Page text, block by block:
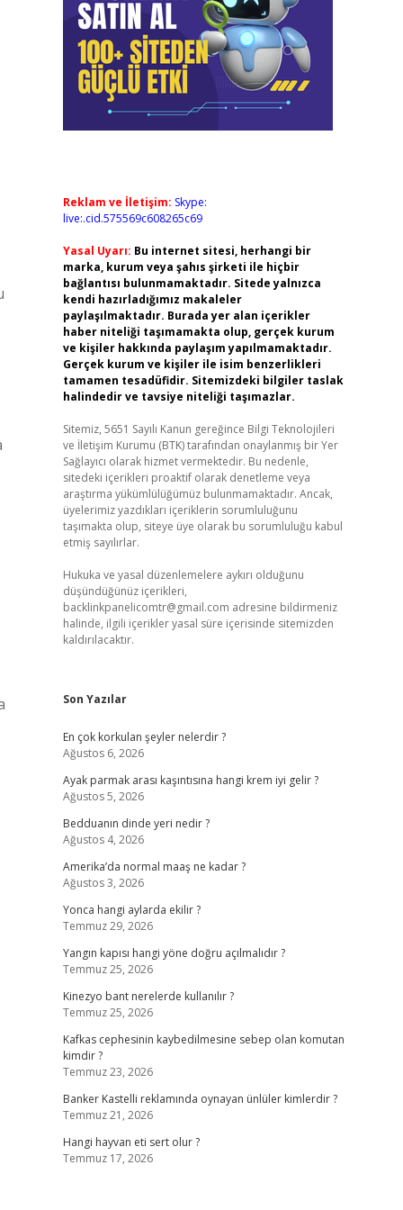
Reklam ve İletişim: Skype:
live:.cid.575569c608265c69
Yasal Uyarı: Bu internet sitesi, herhangi bir
marka, kurum veya şahıs şirketi ile hiçbir
bağlantısı bulunmamaktadır. Sitede yalnızca
kendi hazırladığımız makaleler
paylaşılmaktadır. Burada yer alan içerikler
haber niteliği taşımamakta olup, gerçek kurum
ve kişiler hakkında paylaşım yapılmamaktadır.
Gerçek kurum ve kişiler ile isim benzerlikleri
tamamen tesadüfidir. Sitemizdeki bilgiler taslak
halindedir ve tavsiye niteliği taşımazlar.
Sitemiz, 5651 Sayılı Kanun gereğince Bilgi Teknolojileri
ve İletişim Kurumu (BTK) tarafından onaylanmış bir Yer
Sağlayıcı olarak hizmet vermektedir. Bu nedenle,
sitedeki içerikleri proaktif olarak denetleme veya
araştırma yükümlülüğümüz bulunmamaktadır. Ancak,
üyelerimiz yazdıkları içeriklerin sorumluluğunu
taşımakta olup, siteye üye olarak bu sorumluluğu kabul
etmiş sayılırlar.
Hukuka ve yasal düzenlemelere aykırı olduğunu
düşündüğünüz içerikleri,
backlinkpanelicomtr@gmail.com adresine bildirmeniz
halinde, ilgili içerikler yasal süre içerisinde sitemizden
kaldırılacaktır.
Son Yazılar
En çok korkulan şeyler nelerdir ?
Ağustos 6, 2026
Ayak parmak arası kaşıntısına hangi krem iyi gelir ?
Ağustos 5, 2026
Bedduanın dinde yeri nedir ?
Ağustos 4, 2026
Amerika’da normal maaş ne kadar ?
Ağustos 3, 2026
Yonca hangi aylarda ekilir ?
Temmuz 29, 2026
Yangın kapısı hangi yöne doğru açılmalıdır ?
Temmuz 25, 2026
Kinezyo bant nerelerde kullanılır ?
Temmuz 25, 2026
Kafkas cephesinin kaybedilmesine sebep olan komutan
kimdir ?
Temmuz 23, 2026
Banker Kastelli reklamında oynayan ünlüler kimlerdir ?
Temmuz 21, 2026
Hangi hayvan eti sert olur ?
Temmuz 17, 2026